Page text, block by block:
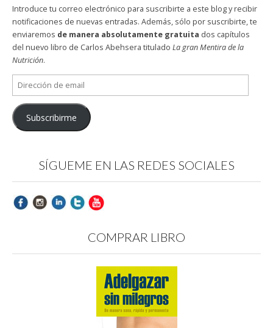
Introduce tu correo electrónico para suscribirte a este blog y recibir
notificaciones de nuevas entradas. Además, sólo por suscribirte, te
enviaremos de manera absolutamente gratuita dos capítulos
del nuevo libro de Carlos Abehsera titulado La gran Mentira de la
Nutrición.
Dirección
de
email
Subscribirme
SÍGUEME EN LAS REDES SOCIALES
COMPRAR LIBRO